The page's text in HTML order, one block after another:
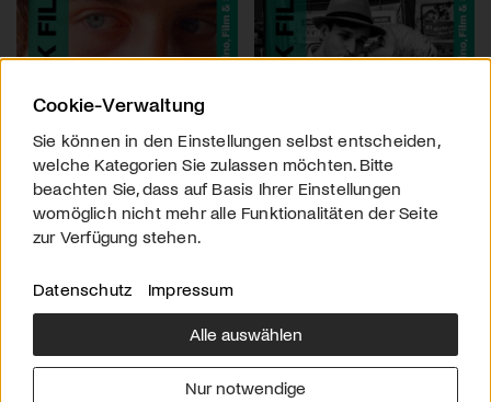
Über uns
Downloads
Werben
Impressum
Cookie-Verwaltung
Sie können in den Einstellungen selbst entscheiden,
welche Kategorien Sie zulassen möchten. Bitte
beachten Sie, dass auf Basis Ihrer Einstellungen
womöglich nicht mehr alle Funktionalitäten der Seite
zur Verfügung stehen.
Datenschutz Impressum
Alle auswählen
Nur notwendige